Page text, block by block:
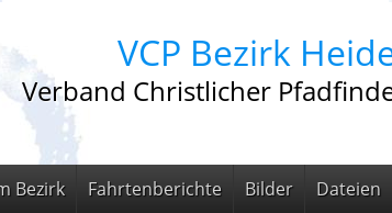
VCP Bezirk
Verband Christlicher
Bezirk Fahrtenberichte Bilder Dateien